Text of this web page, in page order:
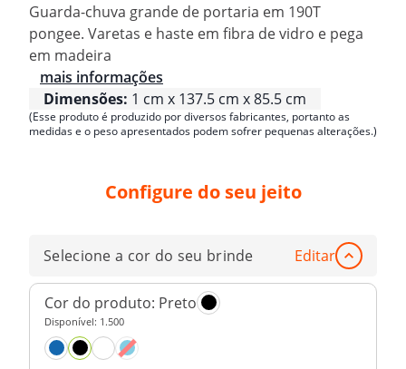
Guarda-chuva grande de portaria em 190T
pongee. Varetas e haste em fibra de vidro e pega
em madeira
mais informações
Dimensões: 1 cm x 137.5 cm x 85.5 cm
(Esse produto é produzido por diversos fabricantes, portanto as
medidas e o peso apresentados podem sofrer pequenas alterações.)
Configure do seu jeito
Selecione a cor do seu brinde Editar
Cor do produto: Preto
Disponível: 1.500